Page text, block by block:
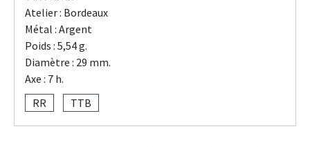
Atelier : Bordeaux
Métal : Argent
Poids : 5,54 g.
Diamètre : 29 mm.
Axe : 7 h.
RR
TTB